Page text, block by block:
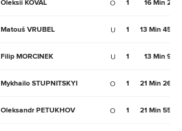
Oleksii KOVAL O 1 16 Min
Matouš VRUBEL U 1 13 Min
Filip MORCINEK U 1 13 Min
Mykhailo STUPNITSKYI O 1 21 Min
Oleksandr PETUKHOV O 1 21 Min